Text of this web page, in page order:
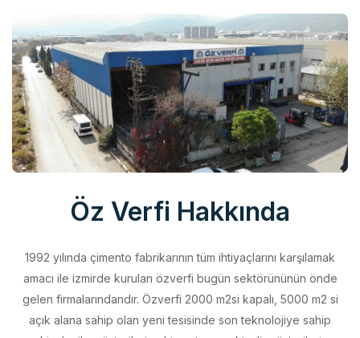
Öz Verfi Hakkında
1992 yılında çimento fabrikarının tüm ihtiyaçlarını karşılamak
gelen firmalarındandır. Özverfi 2000 m2si kapalı, 5000 m2 si
açık alana sahip olan yeni tesisinde son teknolojiye sahip
makinalar ile müşterilerine hizmet vermektedir.müşterilerine
yüksek kalitede ürünü düşük fiyata sunabilmek için elinden